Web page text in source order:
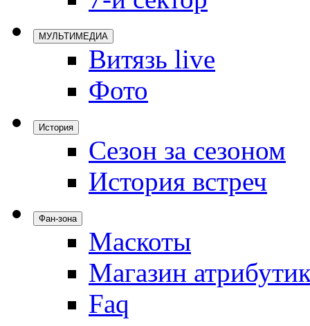
МУЛЬТИМЕДИА
Витязь live
Фото
История
Сезон за сезоном
История встреч
Фан-зона
Маскоты
Магазин
Faq